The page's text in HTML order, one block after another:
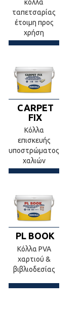
κόλλα
ταπετσαρίας
έτοιμη προς
χρήση
CARPET
FIX
Κόλλα
επισκευής
υποστρώματος
χαλιών
PL BOOK
Κόλλα PVA
χαρτιού &
βιβλιοδεσίας